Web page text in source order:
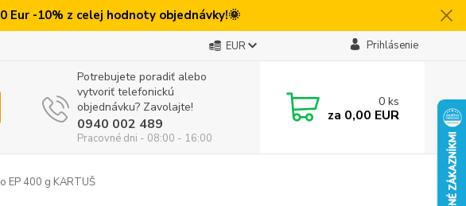
Eur -10% z celej hodnoty objednávky!🌞
EUR Prihlásenie
Potrebujete poradiť alebo
vytvoriť telefonickú
objednávku? Zavolajte!
0940 002 489
Pracovné dni - 08:00 - 16:00
0 ks
za 0,00 EUR
EP 400 g KARTUŠ